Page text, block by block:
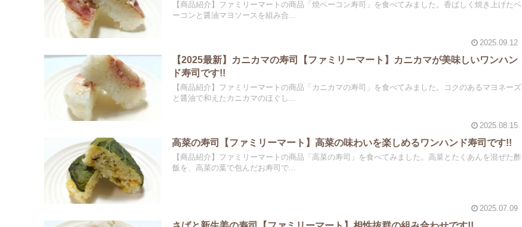
【商品紹介】ファミリーマートの商品「焼ベーコン寿司」を食べてみました。香ばしく焼き上げたベ
ーコンと醤油マヨソースを組み合...
2025.09.12
【2025最新】カニカマの寿司【ファミリーマート】カニカマが美味しいワンハン
ド寿司です!!
【商品紹介】ファミリーマートの商品「カニカマの寿司」を食べてみました。コクのあるマヨネーズ
と醤油で和えたカニカマのほぐし...
2025.08.15
高菜の寿司【ファミリーマート】高菜の味わいを楽しめるワンハンド寿司です!!
【商品紹介】ファミリーマートの商品「高菜の寿司」を食べてみました。高菜とたくあんを混ぜた酢
飯を、高菜の葉で包んだお寿司で...
2025.07.09